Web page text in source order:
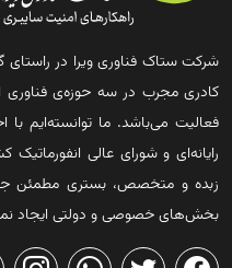
کادری مجرب در سه حوزه‌ی فناوری
فعالیت می‌باشد. ما توانسته‌ایم
رایانه‌ای و شورای عالی
زبده و متخصص، بستری مطمئن
بخش‌های خصوصی و دولتی ایجاد